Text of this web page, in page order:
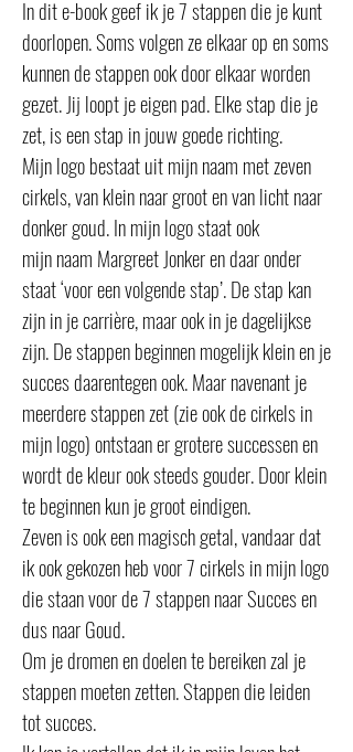
In dit e-book geef ik je 7 stappen die je kunt
doorlopen. Soms volgen ze elkaar op en soms
kunnen de stappen ook door elkaar worden
gezet. Jij loopt je eigen pad. Elke stap die je
zet, is een stap in jouw goede richting.
Mijn logo bestaat uit mijn naam met zeven
cirkels, van klein naar groot en van licht naar
donker goud. In mijn logo staat ook
mijn naam Margreet Jonker en daar onder
staat ‘voor een volgende stap’. De stap kan
zijn in je carrière, maar ook in je dagelijkse
zijn. De stappen beginnen mogelijk klein en je
succes daarentegen ook. Maar navenant je
meerdere stappen zet (zie ook de cirkels in
mijn logo) ontstaan er grotere successen en
wordt de kleur ook steeds gouder. Door klein
te beginnen kun je groot eindigen.
Zeven is ook een magisch getal, vandaar dat
ik ook gekozen heb voor 7 cirkels in mijn logo
die staan voor de 7 stappen naar Succes en
dus naar Goud.
Om je dromen en doelen te bereiken zal je
stappen moeten zetten. Stappen die leiden
tot succes.